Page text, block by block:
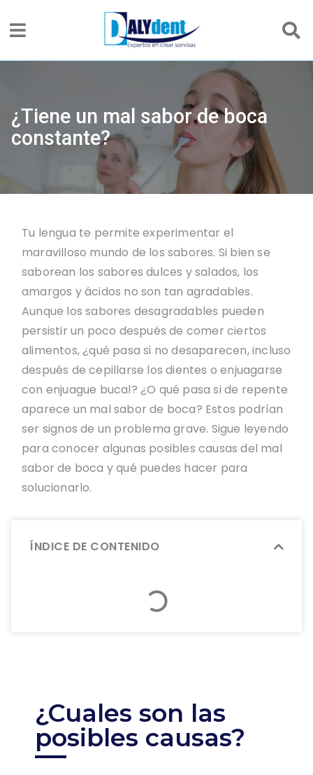
¿Tiene un mal sabor de boca
constante?
ÍNDICE DE CONTENIDO
Tu lengua te permite experimentar el
maravilloso mundo de los sabores. Si bien se
saborean los sabores dulces y salados, los
amargos y ácidos no son tan agradables.
Aunque los sabores desagradables pueden
persistir un poco después de comer ciertos
alimentos, ¿qué pasa si no desaparecen, incluso
después de cepillarse los dientes o enjuagarse
con enjuague bucal? ¿O qué pasa si de repente
aparece un mal sabor de boca? Estos podrían
ser signos de un problema grave. Sigue leyendo
para conocer algunas posibles causas del mal
sabor de boca y qué puedes hacer para
solucionarlo.
¿Cuales son las
posibles causas?